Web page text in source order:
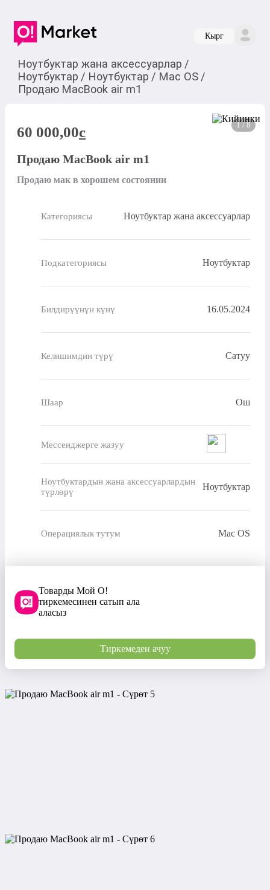
Кырг
Ноутбуктар жана аксессуарлар /
Ноутбуктар / Ноутбуктар / Mac OS /
Продаю MacBook air m1
1 / 8
60 000,00c
Продаю MacBook air m1
Продаю мак в хорошем состоянии
Категориясы Ноутбуктар жана аксессуарлар
Подкатегориясы Ноутбуктар
Билдирүүнүн күнү 16.05.2024
Келишимдин түрү Сатуу
Шаар Ош
Мессенджерге жазуу
Ноутбуктардын жана аксессуарлардын
түрлөрү
Ноутбуктар
Операциялык тутум Mac OS
Товарды Мой О!
тиркемесинен сатып ала
аласыз
Тиркемеден ачуу